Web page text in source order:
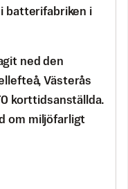
batterifabriken i
ned den
Västerås
korttidsanställda.
om miljöfarligt